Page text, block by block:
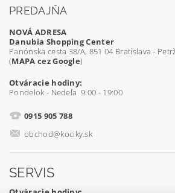
PREDAJŇA
NOVÁ ADRESA
Danubia Shopping Center
Panónska cesta 38/A, 851 04 Bratislava -
(MAPA cez Google)
Otváracie hodiny:
Pondelok - Nedeľa 9:00 - 19:00
0915 905 788
obchod@kociky.sk
SERVIS